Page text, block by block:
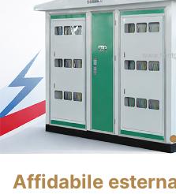
Affidabile